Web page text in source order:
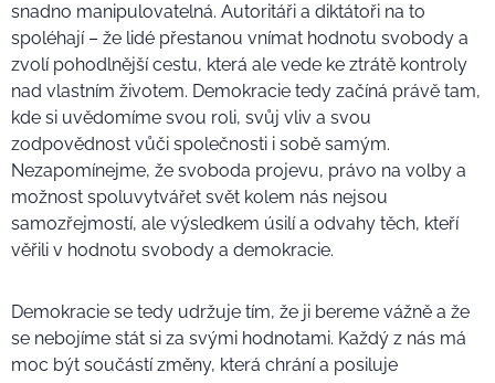
snadno manipulovatelná. Autoritáři a diktátoři na to
spoléhají – že lidé přestanou vnímat hodnotu svobody a
zvolí pohodlnější cestu, která ale vede ke ztrátě kontroly
nad vlastním životem. Demokracie tedy začíná právě tam,
kde si uvědomíme svou roli, svůj vliv a svou
zodpovědnost vůči společnosti i sobě samým.
Nezapomínejme, že svoboda projevu, právo na volby a
možnost spoluvytvářet svět kolem nás nejsou
samozřejmostí, ale výsledkem úsilí a odvahy těch, kteří
věřili v hodnotu svobody a demokracie.
Demokracie se tedy udržuje tím, že ji bereme vážně a že
se nebojíme stát si za svými hodnotami. Každý z nás má
moc být součástí změny, která chrání a posiluje